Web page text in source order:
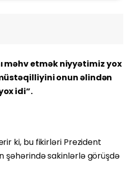
məhv etmək niyyətimiz yox
onun əlindən
idi”.
ki, bu fikirləri Prezident
şəhərində sakinlərlə görüşdə